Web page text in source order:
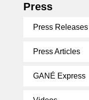
Press
Press Releases
Press Articles
GANÉ Express